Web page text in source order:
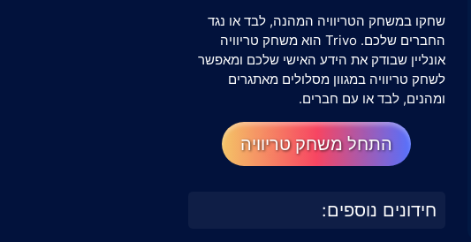
שחקו במשחק הטריוויה המהנה, לבד או נגד
החברים שלכם. Trivo הוא משחק טריוויה
אונליין שבודק את הידע האישי שלכם ומאפשר
לשחק טריוויה במגוון מסלולים מאתגרים
ומהנים, לבד או עם חברים.
התחל משחק טריוויה
חידונים נוספים: